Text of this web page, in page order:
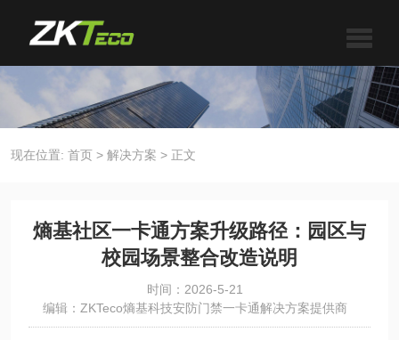
现在位置: 首页 > 解决方案 > 正文
熵基社区一卡通方案升级路径：园区与
校园场景整合改造说明
时间：2026-5-21
编辑：ZKTeco熵基科技安防门禁一卡通解决方案提供商